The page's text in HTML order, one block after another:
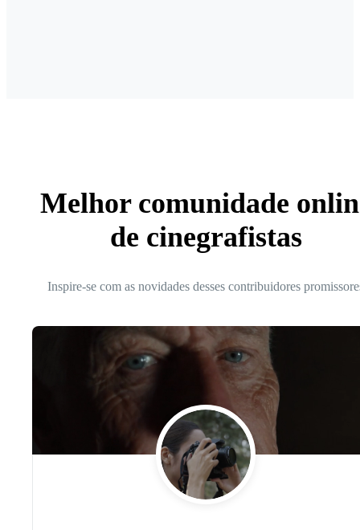
Melhor comunidade
de cinegrafistas
Inspire-se com as novidades desses contribuidores